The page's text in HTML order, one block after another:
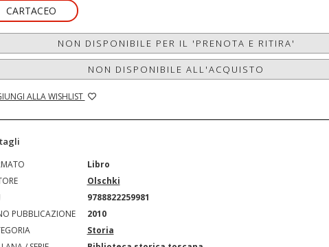
CARTACEO
NON DISPONIBILE PER IL 'PRENOTA E RITIRA'
NON DISPONIBILE ALL'ACQUISTO
ALLA WISHLIST
Libro
Olschki
9788822259981
PUBBLICAZIONE
2010
Storia